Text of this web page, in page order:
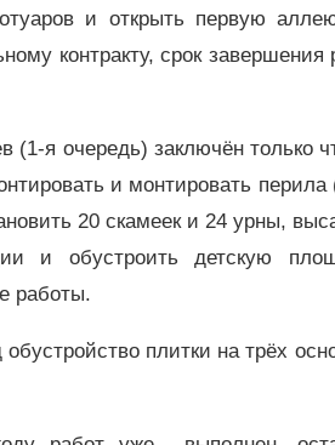
и открыть первую
контракту, срок завершения
(1-я очередь) заключён только
и монтировать перила
20 скамеек и 24 урны,
и обустроить детскую
работы.
плитки на трёх